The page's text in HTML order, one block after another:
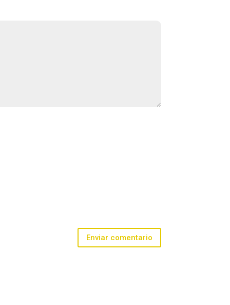
Enviar comentario